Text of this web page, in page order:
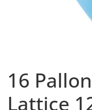
16
Lattice